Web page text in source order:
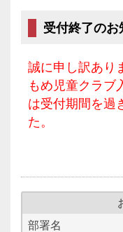
受付終了のお
誠に申し訳あ
もめ児童クラブ
は受付期間を過
た。
部署名